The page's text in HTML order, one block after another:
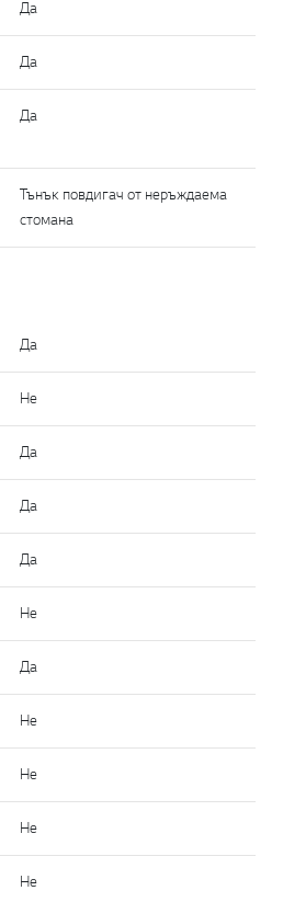
Да
Да
Да
Тънък повдигач от неръждаема
стомана
Да
Не
Да
Да
Да
Не
Да
Не
Не
Не
Не